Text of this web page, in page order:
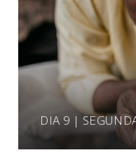
DIA 9 |